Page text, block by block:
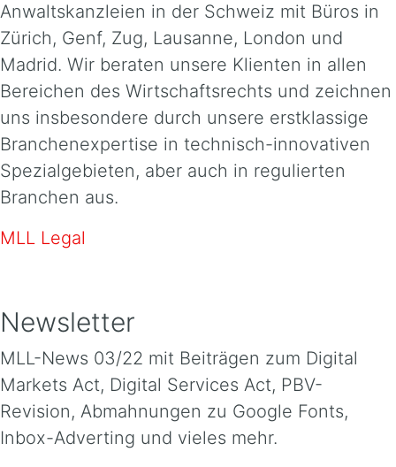
Anwaltskanzleien in der Schweiz mit Büros in
Zürich, Genf, Zug, Lausanne, London und
Madrid. Wir beraten unsere Klienten in allen
Bereichen des Wirtschaftsrechts und zeichnen
uns insbesondere durch unsere erstklassige
Branchenexpertise in technisch-innovativen
Spezialgebieten, aber auch in regulierten
Branchen aus.
MLL Legal
Newsletter
MLL-News 03/22 mit Beiträgen zum Digital
Markets Act, Digital Services Act, PBV-
Revision, Abmahnungen zu Google Fonts,
Inbox-Adverting und vieles mehr.